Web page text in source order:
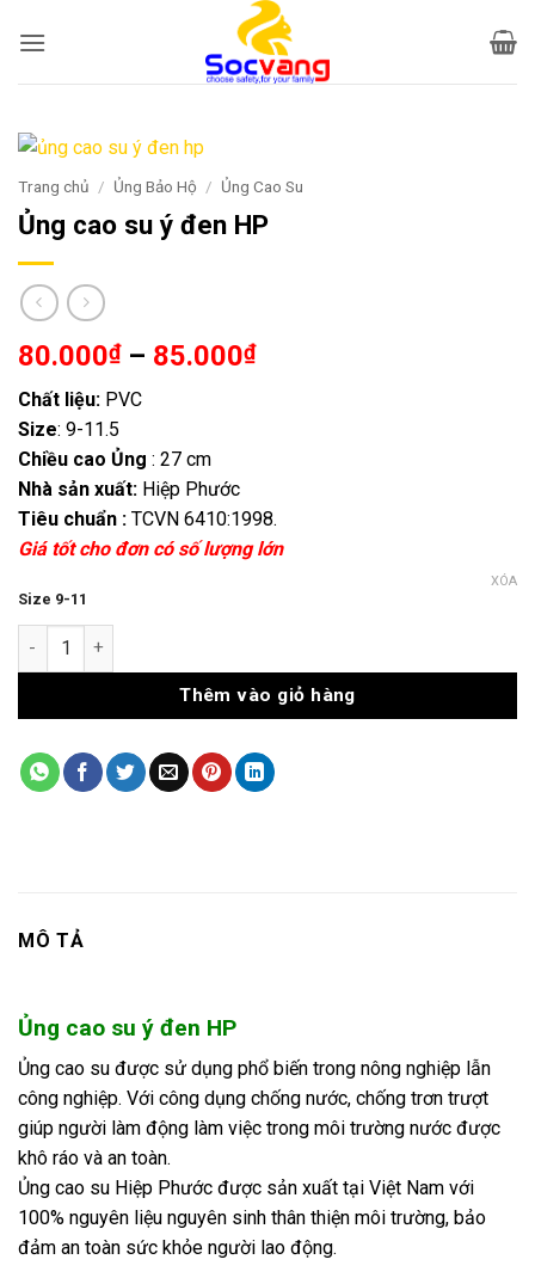
qua
Trang chủ / Ủng Bảo Hộ / Ủng Cao Su
Ủng cao su ý đen HP
80.000₫ – 85.000₫Khoảng
Chất liệu: PVC
Size: 9-11.5
Chiều cao Ủng : 27 cm
Nhà sản xuất: Hiệp Phước
Tiêu chuẩn : TCVN 6410:1998.
Giá tốt cho đơn có số lượng lớn
Size 9-11
XÓA
Ủng cao su ý đen HP số lượng
Thêm vào giỏ hàng
MÔ TẢ
Ủng cao su ý đen HP
Ủng cao su được sử dụng phổ biến trong nông nghiệp lẫn
công nghiệp. Với công dụng chống nước, chống trơn trượt
giúp người làm động làm việc trong môi trường nước được
khô ráo và an toàn.
Ủng cao su Hiệp Phước được sản xuất tại Việt Nam với
100% nguyên liệu nguyên sinh thân thiện môi trường, bảo
đảm an toàn sức khỏe người lao động.